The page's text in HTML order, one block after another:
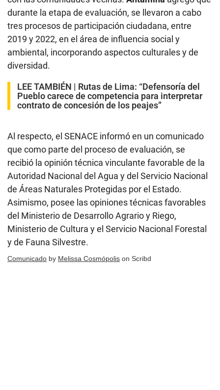
durante la etapa de evaluación, se llevaron a cabo
tres procesos de participación ciudadana, entre
2019 y 2022, en el área de influencia social y
ambiental, incorporando aspectos culturales y de
diversidad.
LEE TAMBIÉN | Rutas de Lima: “Defensoría del
Pueblo carece de competencia para interpretar
contrato de concesión de los peajes”
Al respecto, el SENACE informó en un comunicado
que como parte del proceso de evaluación, se
recibió la opinión técnica vinculante favorable de la
Autoridad Nacional del Agua y del Servicio Nacional
de Áreas Naturales Protegidas por el Estado.
Asimismo, posee las opiniones técnicas favorables
del Ministerio de Desarrollo Agrario y Riego,
Ministerio de Cultura y el Servicio Nacional Forestal
y de Fauna Silvestre.
Comunicado by Melissa Cosmópolis on Scribd